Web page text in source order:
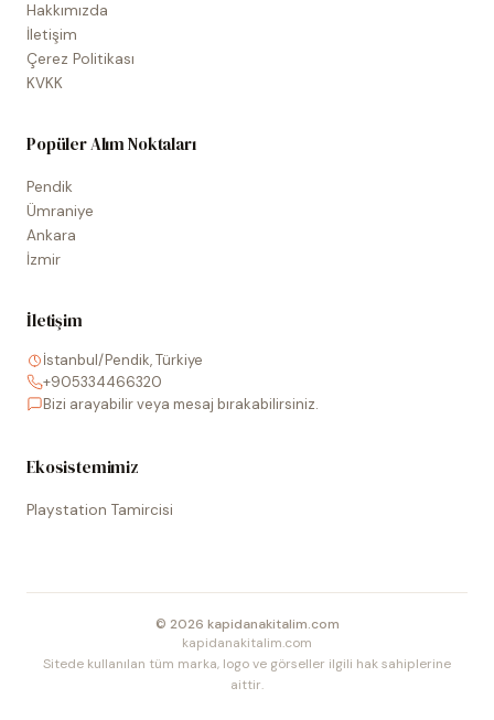
Hakkımızda
İletişim
Çerez Politikası
KVKK
Popüler Alım Noktaları
Pendik
Ümraniye
Ankara
İzmir
İletişim
İstanbul/Pendik, Türkiye
+905334466320
Bizi arayabilir veya mesaj bırakabilirsiniz.
Ekosistemimiz
Playstation Tamircisi
© 2026 kapidanakitalim.com
kapidanakitalim.com
Sitede kullanılan tüm marka, logo ve görseller ilgili hak sahiplerine
aittir.